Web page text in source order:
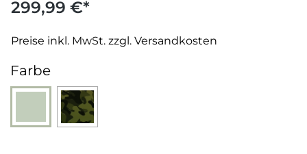
299,99 €*
Preise inkl. MwSt. zzgl. Versandkosten
Farbeauswählen
(Diese Option ist zurzeit nicht verfügbar.)
Tarnmuster